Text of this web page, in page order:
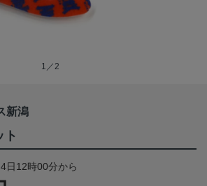
1／2
新潟
ト
日12時00分から